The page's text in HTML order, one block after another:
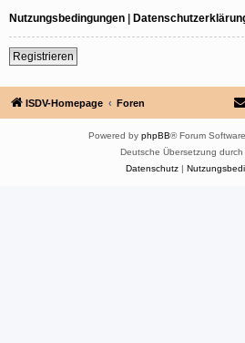
Nutzungsbedingungen |
Registrieren
ISDV-Homepage Foren
Powered by phpBB® Forum
Deutsche Übersetzung durch
Datenschutz|